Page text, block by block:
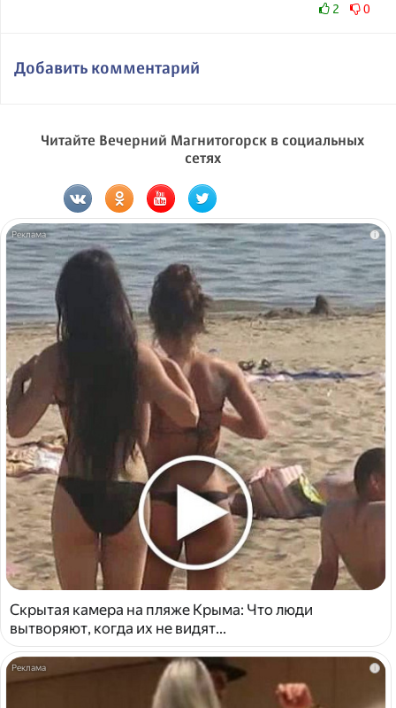
2 0
Добавить комментарий
Читайте Вечерний Магнитогорск в социальных
сетях
i
Скрытая камера на пляже Крыма: Что люди
вытворяют, когда их не видят...
i